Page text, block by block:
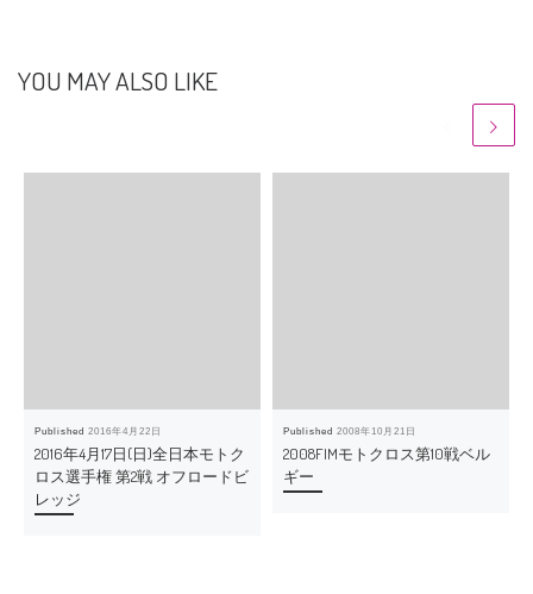
YOU MAY ALSO LIKE
Published2016年4月22日
2016年4月17日(日)全日本モトク
ロス選手権 第2戦 オフロードビ
レッジ
Published2008年10月21日
2008FIMモトクロス第10戦ベル
ギー